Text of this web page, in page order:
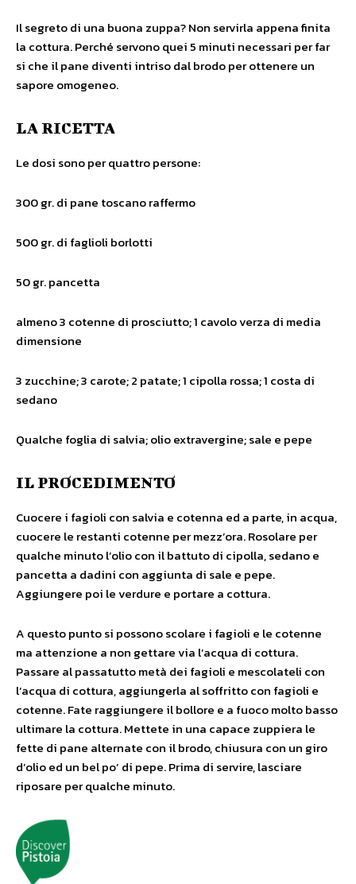
Il segreto di una buona zuppa? Non servirla appena finita
la cottura. Perché servono quei 5 minuti necessari per far
si che il pane diventi intriso dal brodo per ottenere un
sapore omogeneo.
LA RICETTA
Le dosi sono per quattro persone:
300 gr. di pane toscano raffermo
500 gr. di faglioli borlotti
50 gr. pancetta
almeno 3 cotenne di prosciutto; 1 cavolo verza di media
dimensione
3 zucchine; 3 carote; 2 patate; 1 cipolla rossa; 1 costa di
sedano
Qualche foglia di salvia; olio extravergine; sale e pepe
IL PROCEDIMENTO
Cuocere i fagioli con salvia e cotenna ed a parte, in acqua,
cuocere le restanti cotenne per mezz’ora. Rosolare per
qualche minuto l’olio con il battuto di cipolla, sedano e
pancetta a dadini con aggiunta di sale e pepe.
Aggiungere poi le verdure e portare a cottura.
A questo punto si possono scolare i fagioli e le cotenne
ma attenzione a non gettare via l’acqua di cottura.
Passare al passatutto metà dei fagioli e mescolateli con
l’acqua di cottura, aggiungerla al soffritto con fagioli e
cotenne. Fate raggiungere il bollore e a fuoco molto basso
ultimare la cottura. Mettete in una capace zuppiera le
fette di pane alternate con il brodo, chiusura con un giro
d’olio ed un bel po’ di pepe. Prima di servire, lasciare
riposare per qualche minuto.